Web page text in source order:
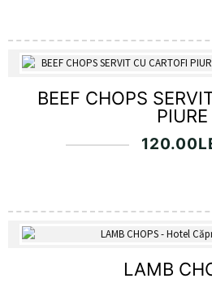
BEEF CHOPS
PIURE
120.00
LAMB